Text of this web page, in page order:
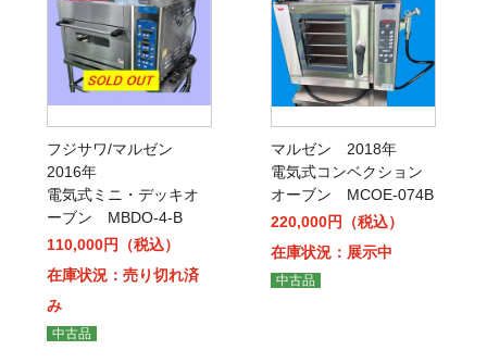
フジサワ/マルゼン
2016年
電気式ミニ・デッキオ
ーブン MBDO-4-B
110,000円（税込）
在庫状況：売り切れ済
み
中古品
マルゼン 2018年
電気式コンベクション
オーブン MCOE-074B
220,000円（税込）
在庫状況：展示中
中古品